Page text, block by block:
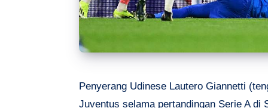
Penyerang Udinese Lautero Giannetti
Juventus selama pertandingan Serie A di